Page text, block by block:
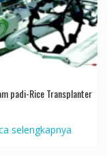
padi-Rice Transplanter
selengkapnya